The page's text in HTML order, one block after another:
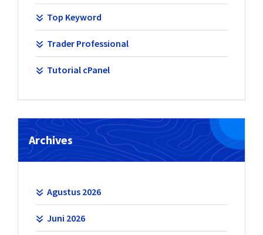
Top Keyword
Trader Professional
Tutorial cPanel
Archives
Agustus 2026
Juni 2026